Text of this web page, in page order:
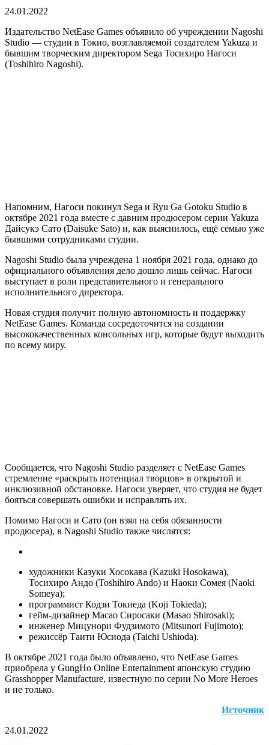
24.01.2022
Издательство NetEase Games объявило об учреждении Nagoshi
Studio — студии в Токио, возглавляемой создателем Yakuza и
бывшим творческим директором Sega Тосихиро Нагоси
(Toshihiro Nagoshi).
Напомним, Нагоси покинул Sega и Ryu Ga Gotoku Studio в
октябре 2021 года вместе с давним продюсером серии Yakuza
Дайсукэ Сато (Daisuke Sato) и, как выяснилось, ещё семью уже
бывшими сотрудниками студии.
Nagoshi Studio была учреждена 1 ноября 2021 года, однако до
официального объявления дело дошло лишь сейчас. Нагоси
выступает в роли представительного и генерального
исполнительного директора.
Новая студия получит полную автономность и поддержку
NetEase Games. Команда сосредоточится на создании
высококачественных консольных игр, которые будут выходить
по всему миру.
Сообщается, что Nagoshi Studio разделяет с NetEase Games
стремление «раскрыть потенциал творцов» в открытой и
инклюзивной обстановке. Нагоси уверяет, что студия не будет
бояться совершать ошибки и исправлять их.
Помимо Нагоси и Сато (он взял на себя обязанности
продюсера), в Nagoshi Studio также числятся:
художники Казуки Хосокава (Kazuki Hosokawa),
Тосихиро Андо (Toshihiro Ando) и Наоки Сомея (Naoki
Someya);
программист Кодзи Токиеда (Koji Tokieda);
гейм-дизайнер Масао Сиросаки (Masao Shirosaki);
инженер Мицунори Фудзимото (Mitsunori Fujimoto);
режиссёр Таити Юсиода (Taichi Ushioda).
В октябре 2021 года было объявлено, что NetEase Games
приобрела у GungHo Online Entertainment японскую студию
Grasshopper Manufacture, известную по серии No More Heroes
и не только.
Источник
24.01.2022